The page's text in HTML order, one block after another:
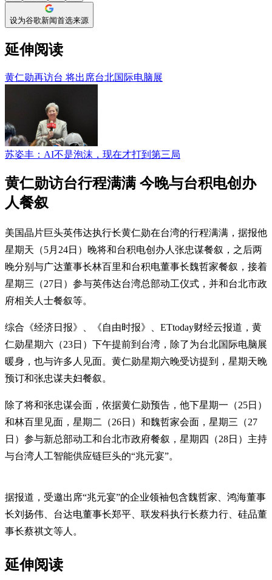
设为谷歌新闻首选来源
延伸阅读
黄仁勋再访台 将出席台北国际电脑展
苏姿丰：AI不是泡沫，现在才打到第三局
黄仁勋访台行程满满 今晚与台积电创办
人餐叙
美国晶片巨头英伟达执行长黄仁勋在台湾的行程满满，据报他
星期天（5月24日）晚将和台积电创办人张忠谋餐叙，之后两
晚分别与广达董事长林百里和台积电董事长魏哲家餐叙，接着
星期三（27日）参与英伟达台湾总部动工仪式，并和台北市政
府相关人士餐叙等。
综合《经济日报》、《自由时报》、ETtoday财经云报道，黄
仁勋星期六（23日）下午提前到台湾，除了为台北国际电脑展
暖身，也与许多人见面。黄仁勋星期六晚受访提到，星期天晚
预订和张忠谋夫妇餐叙。
除了将和张忠谋会面，依据黄仁勋预告，他下星期一（25日）
和林百里见面，星期二（26日）和魏哲家会面，星期三（27
日）参与新总部动工和台北市政府餐叙，星期四（28日）主持
与台湾人工智能供应链巨头的“兆元宴”。
据报道，受邀出席“兆元宴”的企业领袖包含魏哲家、鸿海董事
长刘扬伟、台达电董事长郑平、联发科执行长蔡力行、硅品董
事长蔡祺文等人。
延伸阅读